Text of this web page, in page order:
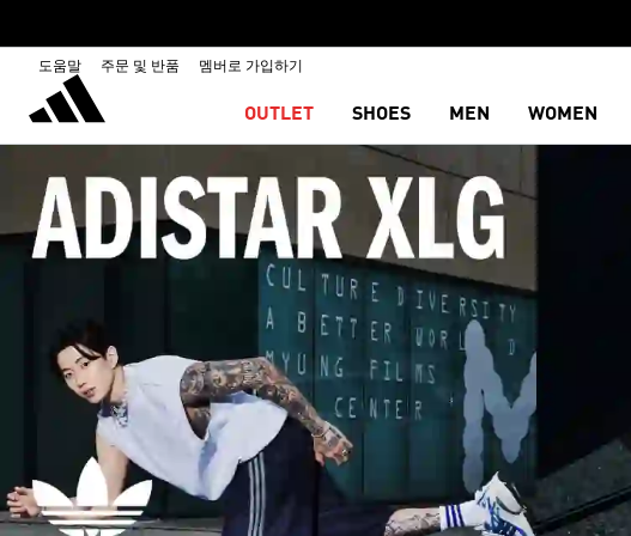
도움말 주문 및 반품 멤버로 가입하기
OUTLET SHOES MEN WOMEN